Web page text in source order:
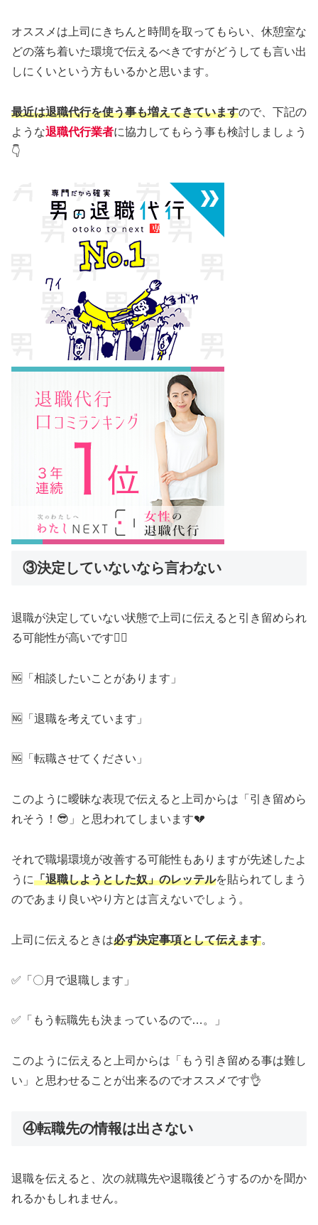
オススメは上司にきちんと時間を取ってもらい、休憩室な
どの落ち着いた環境で伝えるべきですがどうしても言い出
しにくいという方もいるかと思います。
最近は退職代行を使う事も増えてきていますので、下記の
ような退職代行業者に協力してもらう事も検討しましょう
👇
③決定していないなら言わない
退職が決定していない状態で上司に伝えると引き留められ
る可能性が高いです🙅‍♂️
🆖「相談したいことがあります」
🆖「退職を考えています」
🆖「転職させてください」
このように曖昧な表現で伝えると上司からは「引き留めら
れそう！😎」と思われてしまいます💔
それで職場環境が改善する可能性もありますが先述したよ
うに「退職しようとした奴」のレッテルを貼られてしまう
のであまり良いやり方とは言えないでしょう。
上司に伝えるときは必ず決定事項として伝えます。
✅「〇月で退職します」
✅「もう転職先も決まっているので…。」
このように伝えると上司からは「もう引き留める事は難し
い」と思わせることが出来るのでオススメです👌
④転職先の情報は出さない
退職を伝えると、次の就職先や退職後どうするのかを聞か
れるかもしれません。